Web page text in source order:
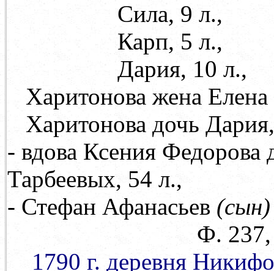
Сила, 9 л.,
Карп, 5 л.,
Дария, 10 л.,
Харитонова жена
Харитонова дочь
- вдова Ксения Федорова
Тарбеевых, 54 л.,
- Стефан Афанасьев (сын)
Ф. 237, оп. 71,
1790 г. деревня